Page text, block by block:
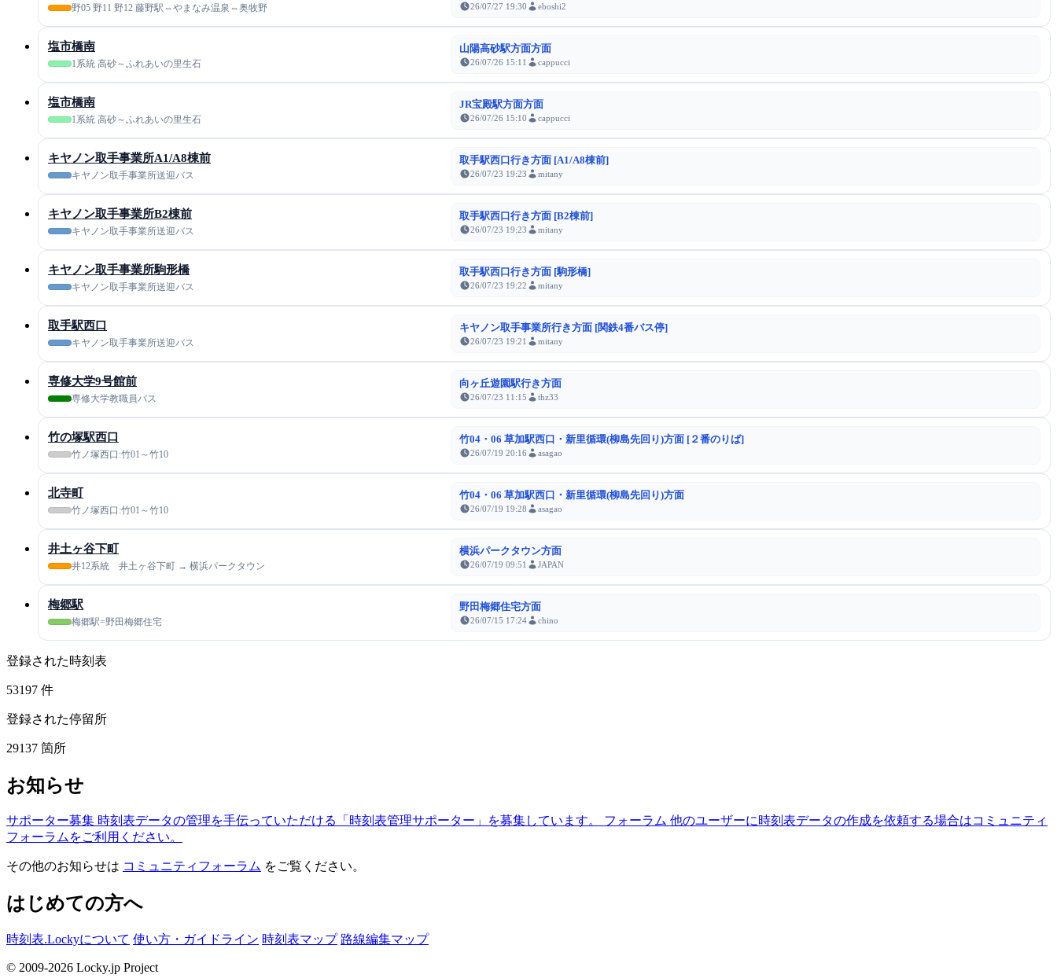
野05 野11 野12 藤野駅⇔やまなみ温泉⇔奥牧野 26/07/27 19:30 eboshi2
塩市橋南
1系統 高砂～ふれあいの里生石
山陽高砂駅方面方面
26/07/26 15:11 cappucci
塩市橋南
1系統 高砂～ふれあいの里生石
JR宝殿駅方面方面
26/07/26 15:10 cappucci
キヤノン取手事業所A1/A8棟前
キヤノン取手事業所送迎バス
取手駅西口行き方面 [A1/A8棟前]
26/07/23 19:23 mitany
キヤノン取手事業所B2棟前
キヤノン取手事業所送迎バス
取手駅西口行き方面 [B2棟前]
26/07/23 19:23 mitany
キヤノン取手事業所駒形橋
キヤノン取手事業所送迎バス
取手駅西口行き方面 [駒形橋]
26/07/23 19:22 mitany
取手駅西口
キヤノン取手事業所送迎バス
キヤノン取手事業所行き方面 [関鉄4番バス停]
26/07/23 19:21 mitany
専修大学9号館前
専修大学教職員バス
向ヶ丘遊園駅行き方面
26/07/23 11:15 thz33
竹の塚駅西口
竹ノ塚西口:竹01～竹10
竹04・06 草加駅西口・新里循環(柳島先回り)方面 [２番のりば]
26/07/19 20:16 asagao
北寺町
竹ノ塚西口:竹01～竹10
竹04・06 草加駅西口・新里循環(柳島先回り)方面
26/07/19 19:28 asagao
井土ヶ谷下町
井12系統 井土ヶ谷下町 → 横浜パークタウン
横浜パークタウン方面
26/07/19 09:51 JAPAN
梅郷駅
梅郷駅=野田梅郷住宅
野田梅郷住宅方面
26/07/15 17:24 chino
登録された時刻表
53197 件
登録された停留所
29137 箇所
お知らせ
サポーター募集 時刻表データの管理を手伝っていただける「時刻表管理サポーター」を募集しています。 フォーラム 他のユーザーに時刻表データの作成を依頼する場合はコミュニティ
フォーラムをご利用ください。
その他のお知らせは コミュニティフォーラム をご覧ください。
はじめての方へ
時刻表.Lockyについて 使い方・ガイドライン 時刻表マップ 路線編集マップ
© 2009-2026 Locky.jp Project